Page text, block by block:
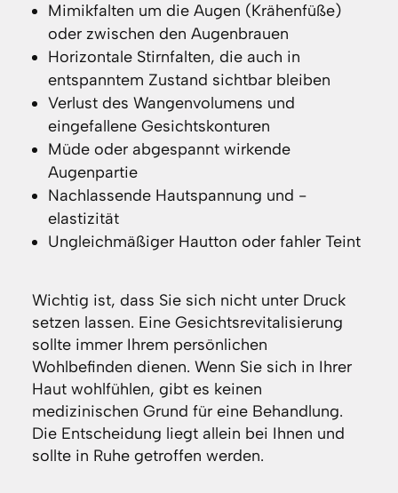
Mimikfalten um die Augen (Krähenfüße)
oder zwischen den Augenbrauen
Horizontale Stirnfalten, die auch in
entspanntem Zustand sichtbar bleiben
Verlust des Wangenvolumens und
eingefallene Gesichtskonturen
Müde oder abgespannt wirkende
Augenpartie
Nachlassende Hautspannung und -
elastizität
Ungleichmäßiger Hautton oder fahler Teint
Wichtig ist, dass Sie sich nicht unter Druck
setzen lassen. Eine Gesichtsrevitalisierung
sollte immer Ihrem persönlichen
Wohlbefinden dienen. Wenn Sie sich in Ihrer
Haut wohlfühlen, gibt es keinen
medizinischen Grund für eine Behandlung.
Die Entscheidung liegt allein bei Ihnen und
sollte in Ruhe getroffen werden.